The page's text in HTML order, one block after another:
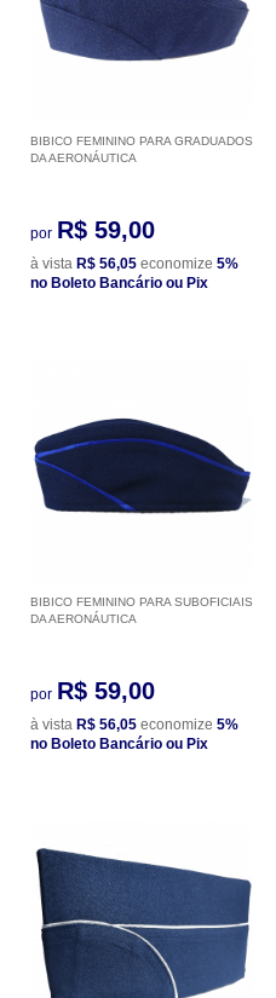
BIBICO FEMININO PARA GRADUADOS
DA AERONÁUTICA
por R$ 59,00
à vista R$ 56,05 economize 5%
no Boleto Bancário ou Pix
BIBICO FEMININO PARA SUBOFICIAIS
DA AERONÁUTICA
por R$ 59,00
à vista R$ 56,05 economize 5%
no Boleto Bancário ou Pix